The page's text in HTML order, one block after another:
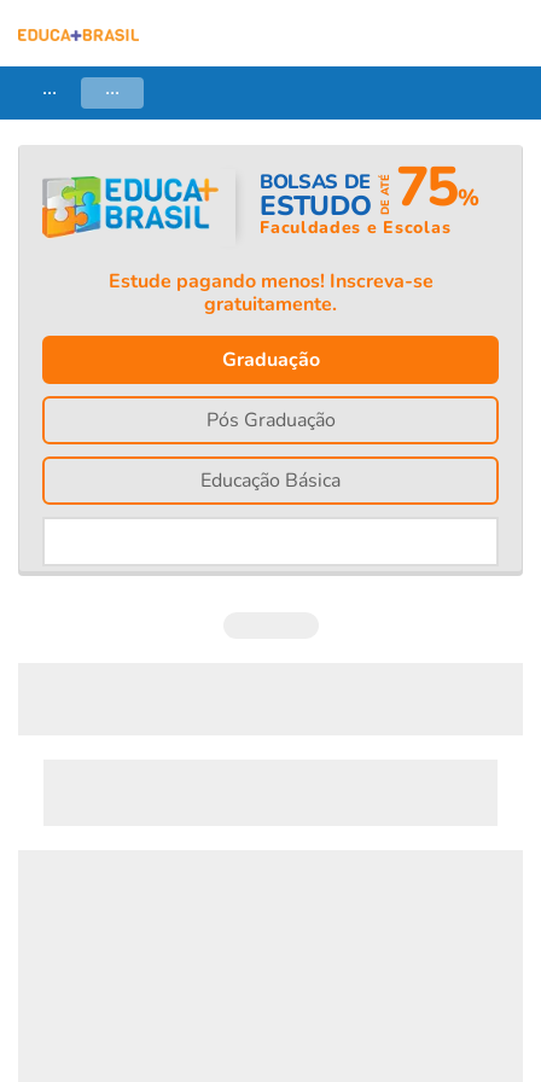
... ...
BOLSAS DE
ESTUDO DE ATÉ 75%
Faculdades e Escolas
Estude pagando menos! Inscreva-se
gratuitamente.
Graduação
Pós Graduação
Educação Básica